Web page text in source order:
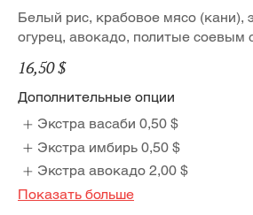
Белый рис, крабовое мясо (кани),
огурец, авокадо, политые соевым
16,50 $
Дополнительные опции
Экстра васаби 0,50 $
Экстра имбирь 0,50 $
Экстра авокадо 2,00 $
Показать больше